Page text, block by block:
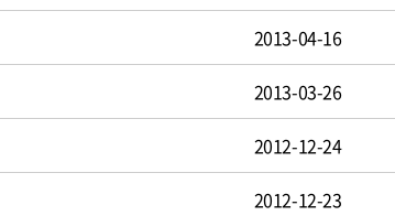
2013-04-16
2013-03-26
2012-12-24
2012-12-23